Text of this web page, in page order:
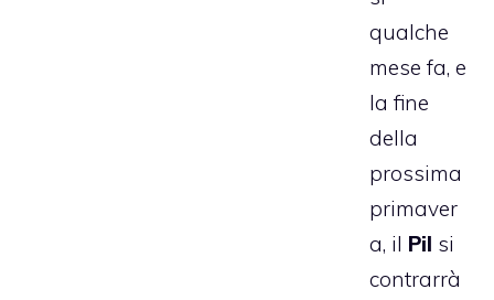
qualche
mese fa, e
la fine
della
prossima
primaver
a, il Pil si
contrarrà